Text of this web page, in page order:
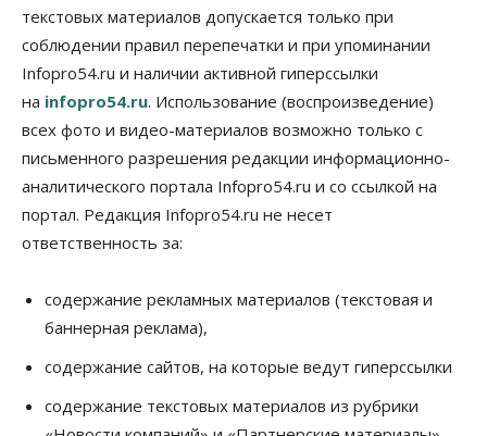
Жители Новосибирска смогут добровольно
повысить свою пенсию
07 Августа 2026, 11:30
Общество
Деньгами будут распоряжаться дети: в десяти
школах Новосибирской области введут
инициативное бюджетирование
07 Августа 2026, 11:00
заключили под стражу
07 Августа 2026, 10:15
Общество
Новосибирской области, но режима ЧС не будет
текстовых материалов допускается только при
соблюдении правил перепечатки и при упоминании
Infopro54.ru и наличии активной гиперссылки
на infopro54.ru. Использование (воспроизведение)
всех фото и видео-материалов возможно только с
письменного разрешения редакции информационно-
аналитического портала Infopro54.ru и со ссылкой на
портал. Редакция Infopro54.ru не несет
ответственность за:
содержание рекламных материалов (текстовая и
баннерная реклама),
содержание сайтов, на которые ведут гиперссылки
содержание текстовых материалов из рубрики